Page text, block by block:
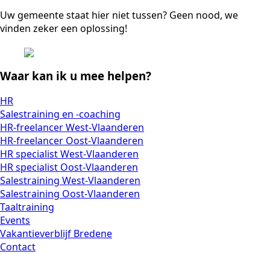
Uw gemeente staat hier niet tussen? Geen nood, we
vinden zeker een oplossing!
Waar kan ik u mee helpen?
HR
Salestraining en -coaching
HR-freelancer West-Vlaanderen
HR-freelancer Oost-Vlaanderen
HR specialist West-Vlaanderen
HR specialist Oost-Vlaanderen
Salestraining West-Vlaanderen
Salestraining Oost-Vlaanderen
Taaltraining
Events
Vakantieverblijf Bredene
Contact